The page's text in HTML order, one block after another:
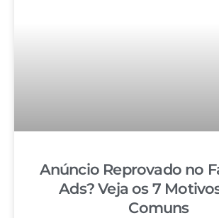
Anúncio Reprovado no
Ads? Veja os 7
Comuns